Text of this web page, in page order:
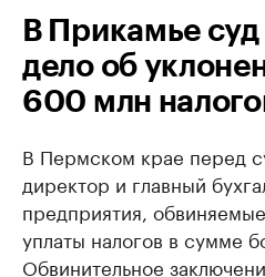
В Прикамье
дело об
600 млн
В Пермском крае перед
директор и главный
предприятия,
уплаты налогов в сумме
Обвинительное